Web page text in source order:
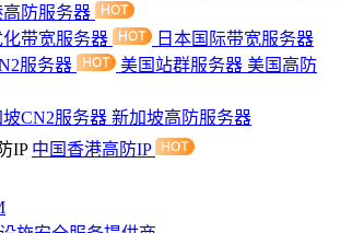
防服务器
化带宽服务器
日本国际带宽服务器
服务器 美国站群服务器 美国高防
CN2服务器 新加坡高防服务器
IP 中国香港高防IP